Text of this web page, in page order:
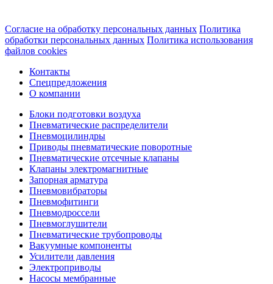
Согласие на обработку персональных данных Политика
обработки персональных данных Политика использования
файлов cookies
Контакты
Спецпредложения
О компании
Блоки подготовки воздуха
Пневматические распределители
Пневмоцилиндры
Приводы пневматические поворотные
Пневматические отсечные клапаны
Клапаны электромагнитные
Запорная арматура
Пневмовибраторы
Пневмофитинги
Пневмодроссели
Пневмоглушители
Пневматические трубопроводы
Вакуумные компоненты
Усилители давления
Электроприводы
Насосы мембранные